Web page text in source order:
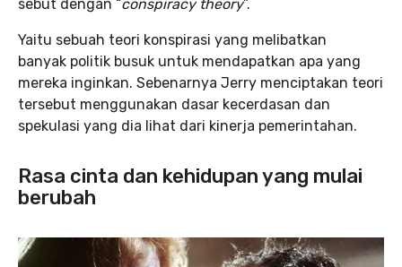
sebut dengan “conspiracy theory”.
Yaitu sebuah teori konspirasi yang melibatkan
banyak politik busuk untuk mendapatkan apa yang
mereka inginkan. Sebenarnya Jerry menciptakan teori
tersebut menggunakan dasar kecerdasan dan
spekulasi yang dia lihat dari kinerja pemerintahan.
Rasa cinta dan kehidupan yang mulai
berubah